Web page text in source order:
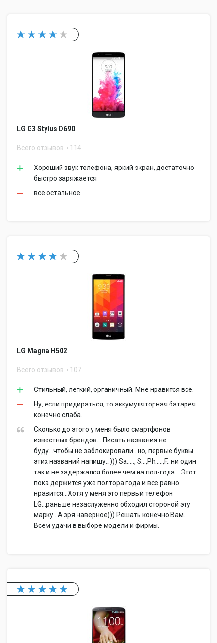
LG G3 Stylus D690
Всего отзывов 114
Хороший звук телефона, яркий экран, достаточно
быстро заряжается
всё остальное
LG Magna H502
Всего отзывов 107
Стильный, легкий, органичный. Мне нравится всё.
Ну, если придираться, то аккумуляторная батарея
конечно слаба.
Сколько до этого у меня было смартфонов
известных брендов... Писать названия не
буду...чтобы не заблокировали...но, первые буквы
этих названий напишу...))) Sa....., S...,Ph.....,F.. ни один
так и не задержался более чем на пол-года... Этот
пока держится уже полтора года и все равно
нравится...Хотя у меня это первый телефон
LG...раньше незаслуженно обходил стороной эту
марку...А зря наверное))) Решать конечно Вам...
Всем удачи в выборе модели и фирмы.